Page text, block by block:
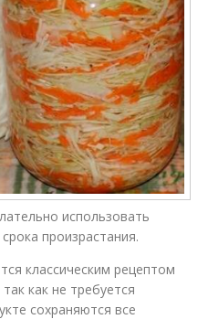
использовать
произрастания.
классическим рецептом
как не требуется
сохраняются все